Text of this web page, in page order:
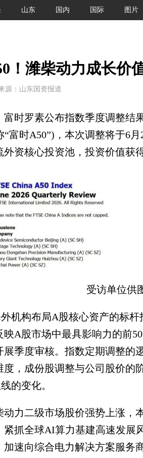
山东 国内 国际 图片
！潍柴动力成长价
源：山东国资报道
罗素公布指数季度调整结
“富时A50”)，本次调整将于6
资核心投资池，投资价值获
受访单位供
构布局A股核心资产的标杆
映A股市场中最具影响力的前
展季度审核。指数定期调整的
度，成份股调整与公司股价的
的变化。
二级市场股价强势上涨，
紧抓全球AI算力基建高速发展
加速向综合电力解决方案服务